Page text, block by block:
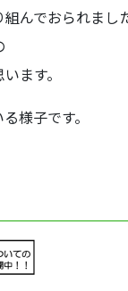
んでおられまし
ます。
る様子です